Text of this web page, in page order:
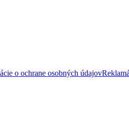
o ochrane osobných údajov